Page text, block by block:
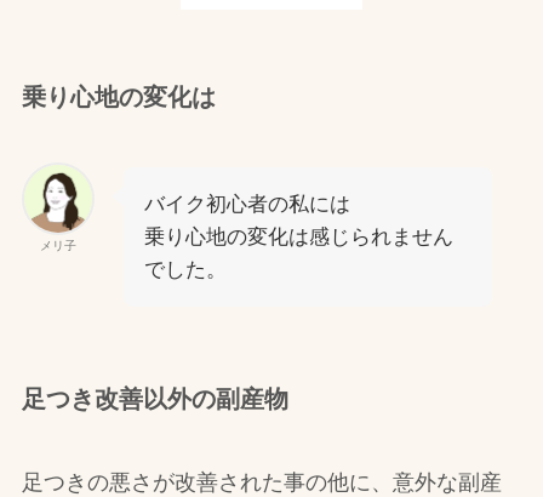
乗り心地の変化は
メリ子
バイク初心者の私には
乗り心地の変化は感じられません
でした。
足つき改善以外の副産物
足つきの悪さが改善された事の他に、意外な副産